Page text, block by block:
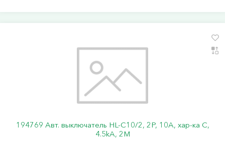
194769 Авт. выключатель HL-C10/2, 2P, 10A, хар-ка C,
4.5kA, 2M